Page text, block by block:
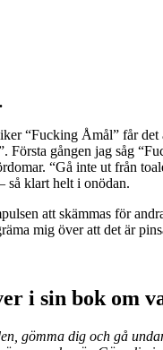
“Fucking Åmål” får
Första gången jag såg
“Gå inte ut från
så klart helt i onödan.
att skämmas för
mig över att det är
i sin bok om
gömma dig och gå